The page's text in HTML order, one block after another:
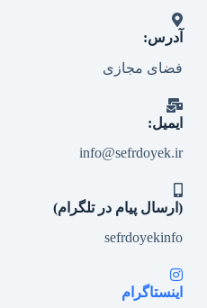
آدرس:
فضای مجازی
ایمیل:
info@sefrdoyek.ir
(ارسال پیام در تلگرام)
sefrdoyekinfo
اینستاگرام